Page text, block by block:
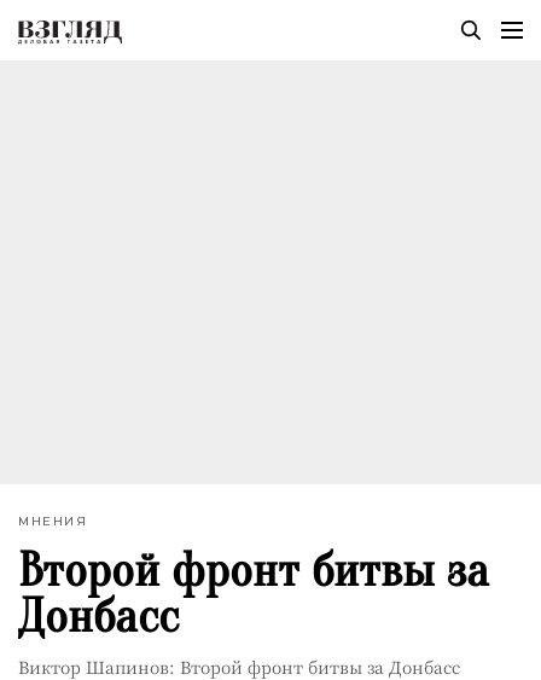
МНЕНИЯ
Второй фронт битвы за
Донбасс
Виктор Шапинов: Второй фронт битвы за Донбасс